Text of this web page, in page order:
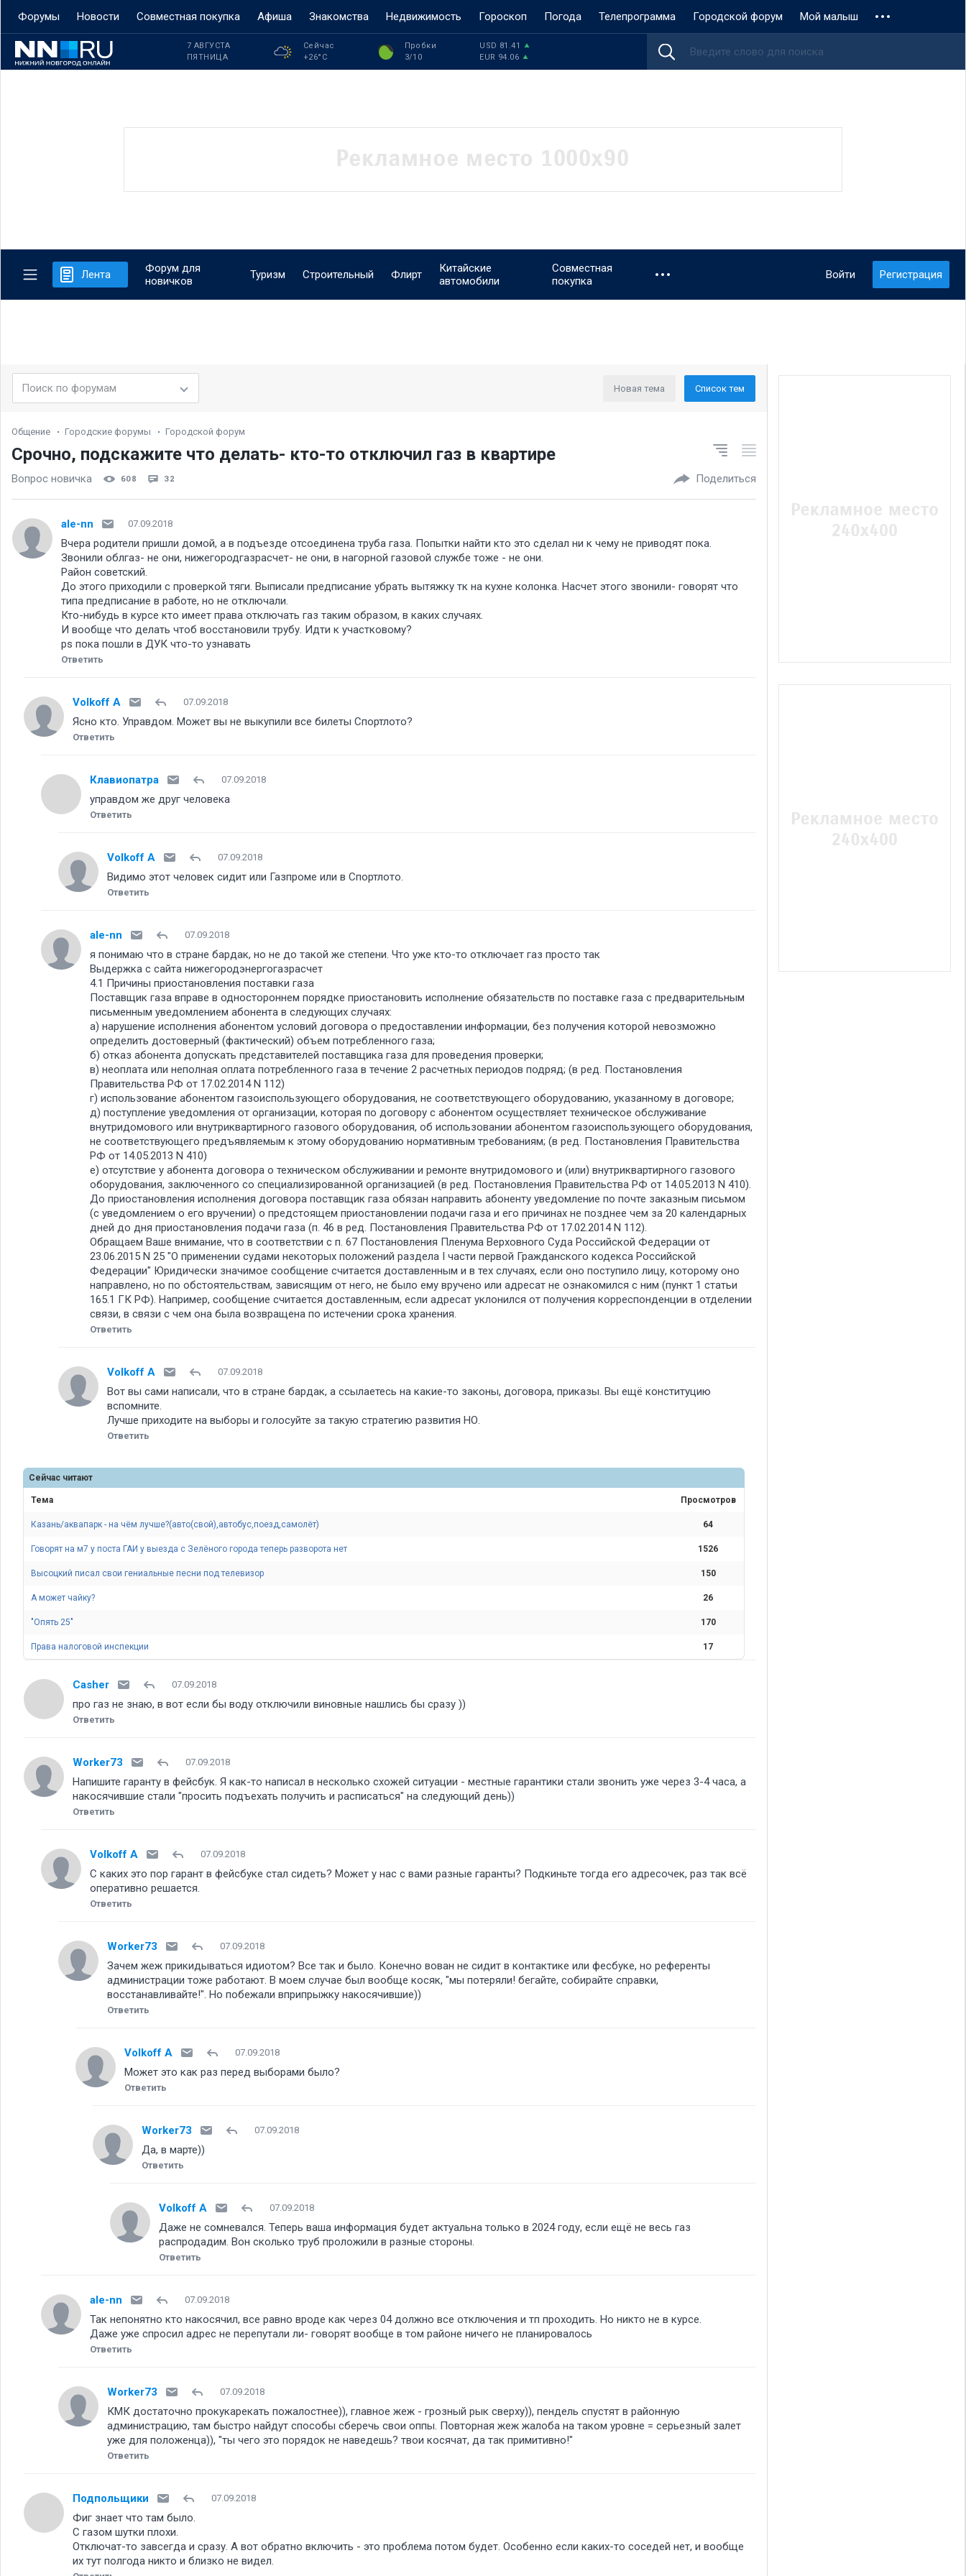
Форумы Новости Совместная покупка Афиша Знакомства Недвижимость Гороскоп Погода Телепрограмма Городской форум Мой малыш
7 АВГУСТА
ПЯТНИЦА
Сейчас
+26°C
Пробки
3/10
USD 81.41
EUR 94.06
Лента
Форум для
новичков
Туризм Строительный Флирт
Китайские
автомобили
Совместная
покупка
Войти Регистрация
Новая тема Список тем
Общение Городские форумы Городской форум
Срочно, подскажите что делать- кто-то отключил газ в квартире
Вопрос новичка 608 32 Поделиться
ale-nn 07.09.2018
Вчера родители пришли домой, а в подъезде отсоединена труба газа. Попытки найти кто это сделал ни к чему не приводят пока.
Звонили облгаз- не они, нижегородгазрасчет- не они, в нагорной газовой службе тоже - не они.
Район советский.
До этого приходили с проверкой тяги. Выписали предписание убрать вытяжку тк на кухне колонка. Насчет этого звонили- говорят что
типа предписание в работе, но не отключали.
Кто-нибудь в курсе кто имеет права отключать газ таким образом, в каких случаях.
И вообще что делать чтоб восстановили трубу. Идти к участковому
ps пока пошли в ДУК что-то узнавать
Ответить
Volkoff A 07.09.2018
Ясно кто. Управдом. Может вы не выкупили все билеты Спортлото
Ответить
Клавиопатра 07.09.2018
управдом же друг человека
Ответить
Volkoff A 07.09.2018
Видимо этот человек сидит или Газпроме или в Спортлото.
Ответить
ale-nn 07.09.2018
я понимаю что в стране бардак, но не до такой же степени. Что уже кто-то отключает газ просто так
Выдержка с сайта нижегородэнергогазрасчет
4.1 Причины приостановления поставки газа
Поставщик газа вправе в одностороннем порядке приостановить исполнение обязательств по поставке газа с предварительным
письменным уведомлением абонента в следующих случаях:
а) нарушение исполнения абонентом условий договора о предоставлении информации, без получения которой невозможно
определить достоверный (фактический) объем потребленного газа;
б) отказ абонента допускать представителей поставщика газа для проведения проверки;
в) неоплата или неполная оплата потребленного газа в течение 2 расчетных периодов подряд; (в ред. Постановления
Правительства РФ от 17.02.2014 N 112)
г) использование абонентом газоиспользующего оборудования, не соответствующего оборудованию, указанному в договоре;
д) поступление уведомления от организации, которая по договору с абонентом осуществляет техническое обслуживание
внутридомового или внутриквартирного газового оборудования, об использовании абонентом газоиспользующего оборудования,
не соответствующего предъявляемым к этому оборудованию нормативным требованиям; (в ред. Постановления Правительства
РФ от 14.05.2013 N 410)
е) отсутствие у абонента договора о техническом обслуживании и ремонте внутридомового и (или) внутриквартирного газового
оборудования, заключенного со специализированной организацией (в ред. Постановления Правительства РФ от 14.05.2013 N 410).
До приостановления исполнения договора поставщик газа обязан направить абоненту уведомление по почте заказным письмом
(с уведомлением о его вручении) о предстоящем приостановлении подачи газа и его причинах не позднее чем за 20 календарных
дней до дня приостановления подачи газа (п. 46 в ред. Постановления Правительства РФ от 17.02.2014 N 112).
Обращаем Ваше внимание, что в соответствии с п. 67 Постановления Пленума Верховного Суда Российской Федерации от
23.06.2015 N 25 "О применении судами некоторых положений раздела I части первой Гражданского кодекса Российской
Федерации" Юридически значимое сообщение считается доставленным и в тех случаях, если оно поступило лицу, которому оно
направлено, но по обстоятельствам, зависящим от него, не было ему вручено или адресат не ознакомился с ним (пункт 1 статьи
165.1 ГК РФ). Например, сообщение считается доставленным, если адресат уклонился от получения корреспонденции в отделении
связи, в связи с чем она была возвращена по истечении срока хранения.
Ответить
Volkoff A 07.09.2018
Вот вы сами написали, что в стране бардак, а ссылаетесь на какие-то законы, договора, приказы. Вы ещё конституцию
вспомните.
Лучше приходите на выборы и голосуйте за такую стратегию развития НО.
Ответить
Сейчас читают
Тема Просмотров
Казань/аквапарк - на чём лучше?(авто(свой),автобус,поезд,самолёт) 64
Говорят на м7 у поста ГАИ у выезда с Зелёного города теперь разворота нет 1526
Высоцкий писал свои гениальные песни под телевизор 150
А может чайку 26
"Опять 25" 170
Права налоговой инспекции 17
Casher 07.09.2018
про газ не знаю, в вот если бы воду отключили виновные нашлись бы сразу ))
Ответить
Worker73 07.09.2018
Напишите гаранту в фейсбук. Я как-то написал в несколько схожей ситуации - местные гарантики стали звонить уже через 3-4 часа, а
накосячившие стали "просить подъехать получить и расписаться" на следующий день))
Ответить
Volkoff A 07.09.2018
С каких это пор гарант в фейсбуке стал сидеть? Может у нас с вами разные гаранты? Подкиньте тогда его адресочек, раз так всё
оперативно решается.
Ответить
Worker73 07.09.2018
Зачем жеж прикидываться идиотом? Все так и было. Конечно вован не сидит в контактике или фесбуке, но референты
администрации тоже работают. В моем случае был вообще косяк, "мы потеряли! бегайте, собирайте справки,
восстанавливайте!". Но побежали вприпрыжку накосячившие))
Ответить
Volkoff A 07.09.2018
Может это как раз перед выборами было
Ответить
Worker73 07.09.2018
Да, в марте))
Ответить
Volkoff A 07.09.2018
Даже не сомневался. Теперь ваша информация будет актуальна только в 2024 году, если ещё не весь газ
распродадим. Вон сколько труб проложили в разные стороны.
Ответить
ale-nn 07.09.2018
Так непонятно кто накосячил, все равно вроде как через 04 должно все отключения и тп проходить. Но никто не в курсе.
Даже уже спросил адрес не перепутали ли- говорят вообще в том районе ничего не планировалось
Ответить
Worker73 07.09.2018
КМК достаточно прокукарекать пожалостнее)), главное жеж - грозный рык сверху)), пендель спустят в районную
администрацию, там быстро найдут способы сберечь свои оппы. Повторная жеж жалоба на таком уровне = серьезный залет
уже для положенца)), "ты чего это порядок не наведешь? твои косячат, да так примитивно!"
Ответить
Подпольщики 07.09.2018
Фиг знает что там было.
С газом шутки плохи.
Отключат-то завсегда и сразу. А вот обратно включить - это проблема потом будет. Особенно если каких-то соседей нет, и вообще
их тут полгода никто и близко не видел.